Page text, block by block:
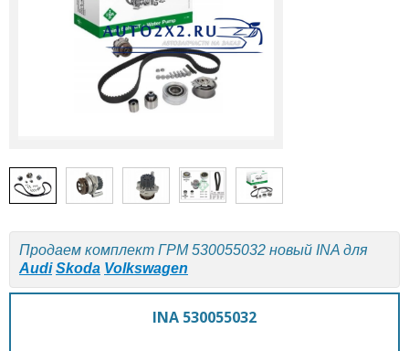
Продаем комплект ГРМ 530055032 новый INA для
Audi Skoda Volkswagen
INA 530055032